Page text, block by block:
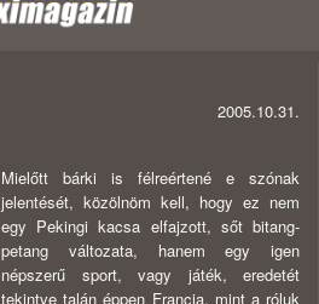
2005.10.31.
Mielőtt bárki is félreértené e szónak
jelentését, közölnöm kell, hogy ez nem
egy Pekingi kacsa elfajzott, sőt bitang-
petang változata, hanem egy igen
népszerű sport, vagy játék, eredetét
tekintve talán éppen Francia, mint a róluk